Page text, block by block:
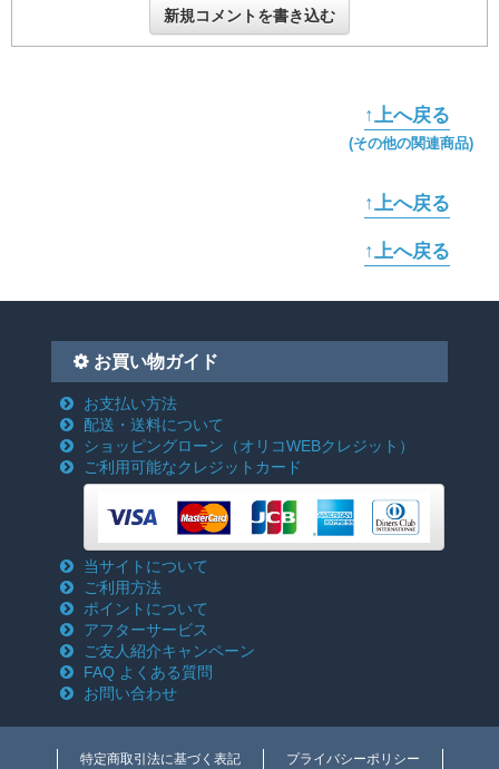
新規コメントを書き込む
↑上へ戻る
(その他の関連商品)
↑上へ戻る
↑上へ戻る
お買い物ガイド
お支払い方法
配送・送料について
ショッピングローン （オリコWEBクレジット）
ご利用可能なクレジットカード
当サイトについて
ご利用方法
ポイントについて
アフターサービス
ご友人紹介キャンペーン
FAQ よくある質問
お問い合わせ
特定商取引法に基づく表記 プライバシーポリシー